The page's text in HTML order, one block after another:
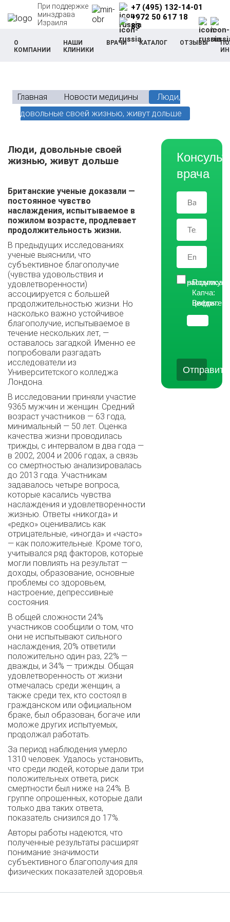
При поддержке
минздрава
Израиля
+7 (495) 132-14-01
+972 50 617 18
83
О
КОМПАНИИ
НАШИ
КЛИНИКИ
ВРАЧИ КАТАЛОГ ОТЗЫВЫ
Главная Новости медицины
Люди,
довольные своей жизнью, живут дольше
Люди, довольные своей
жизнью, живут дольше
Британские ученые доказали —
постоянное чувство
наслаждения, испытываемое в
пожилом возрасте, продлевает
продолжительность жизни.
В предыдущих исследованиях
ученые выяснили, что
субъективное благополучие
(чувства удовольствия и
удовлетворенности)
ассоциируется с большей
продолжительностью жизни. Но
насколько важно устойчивое
благополучие, испытываемое в
течение нескольких лет, —
оставалось загадкой. Именно ее
попробовали разгадать
исследователи из
Университетского колледжа
Лондона.
В исследовании приняли участие
9365 мужчин и женщин. Средний
возраст участников — 63 года,
минимальный — 50 лет. Оценка
качества жизни проводилась
трижды, с интервалом в два года —
в 2002, 2004 и 2006 годах, а связь
со смертностью анализировалась
до 2013 года. Участникам
задавалось четыре вопроса,
которые касались чувства
наслаждения и удовлетворенности
жизнью. Ответы «никогда» и
«редко» оценивались как
отрицательные, «иногда» и «часто»
— как положительные. Кроме того,
учитывался ряд факторов, которые
могли повлиять на результат —
доходы, образование, основные
проблемы со здоровьем,
настроение, депрессивные
состояния.
В общей сложности 24%
участников сообщили о том, что
они не испытывают сильного
наслаждения, 20% ответили
положительно один раз, 22% —
дважды, и 34% — трижды. Общая
удовлетворенность от жизни
отмечалась среди женщин, а
также среди тех, кто состоял в
гражданском или официальном
браке, был образован, богаче или
моложе других испытуемых,
продолжал работать.
За период наблюдения умерло
1310 человек. Удалось установить,
что среди людей, которые дали три
положительных ответа, риск
смертности был ниже на 24%. В
группе опрошенных, которые дали
только два таких ответа,
показатель снизился до 17%.
Авторы работы надеются, что
полученные результаты расширят
понимание значимости
субъективного благополучия для
физических показателей здоровья.
врача
Подписаться на рассылку
Капча:
Введите цифры:
Отправить